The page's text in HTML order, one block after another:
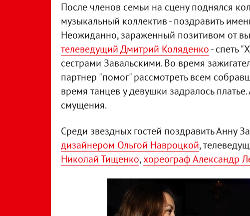
После членов семьи на сцену поднялся
музыкальный коллектив - поздравить
Неожиданно, зараженный позитивом от
телеведущий Дмитрий Коляденко- спеть
сестрами Завальскими. Во время
партнер "помог" рассмотреть всем
время танцев у девушки задралось
смущения.
Среди звездных гостей поздравить Анну
дизайнером Ольгой Навроцкой,
Николай Тищенко,хореограф Александр